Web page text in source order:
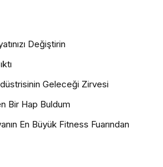
Değiştirin
Geleceği Zirvesi
Bir Hap Buldum
En Büyük Fitness Fuarından